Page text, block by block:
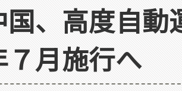
国、高度自
７月施行へ